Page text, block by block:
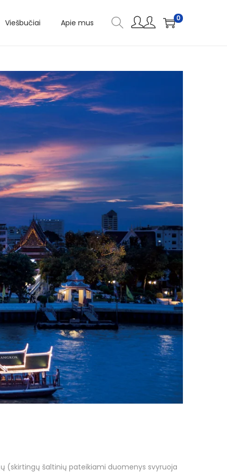
Viešbučiai Apie mus 0
(skirtingų šaltinių pateikiami duomenys svyruoja